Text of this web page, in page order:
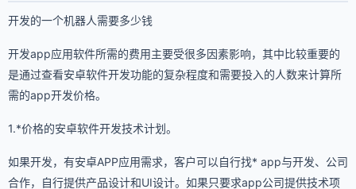
开发的一个机器人需要多少钱
开发app应用软件所需的费用主要受很多因素影响，其中比较重要的
是通过查看安卓软件开发功能的复杂程度和需要投入的人数来计算所
需的app开发价格。
1.*价格的安卓软件开发技术计划。
如果开发，有安卓APP应用需求，客户可以自行找* app与开发、公司
合作，自行提供产品设计和UI设计。如果只要求app公司提供技术项